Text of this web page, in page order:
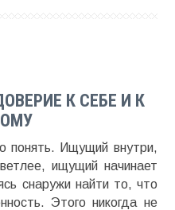
К СЕБЕ И К
понять. Ищущий внутри,
ищущий начинает
снаружи найти то, что
Этого никогда не